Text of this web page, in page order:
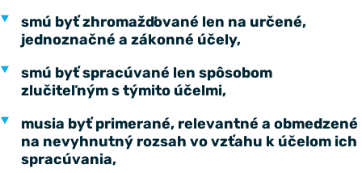
smú byť zhromažďované len na určené,
jednoznačné a zákonné účely,
smú byť spracúvané len spôsobom
zlučiteľným s týmito účelmi,
musia byť primerané, relevantné a obmedzené
na nevyhnutný rozsah vo vzťahu k účelom ich
spracúvania,